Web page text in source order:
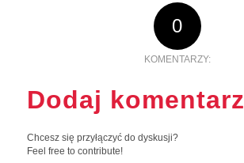
0
KOMENTARZY:
Dodaj komentarz
Chcesz się przyłączyć do dyskusji?
Feel free to contribute!